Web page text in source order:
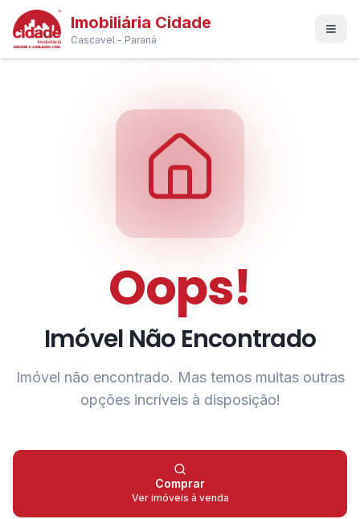
Imobiliária Cidade
Cascavel - Paraná
Oops!
Imóvel Não Encontrado
Imóvel não encontrado. Mas temos muitas outras
opções incríveis à disposição!
Comprar
Ver imóveis à venda